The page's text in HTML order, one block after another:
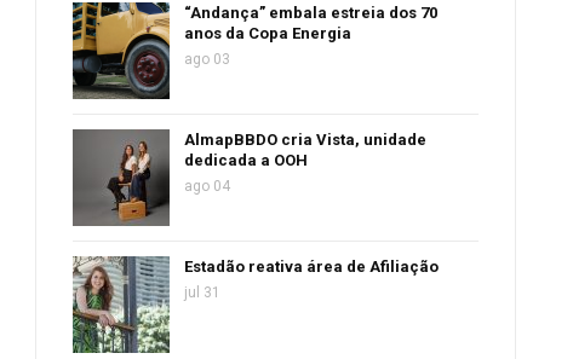
“Andança” embala estreia dos 70
anos da Copa Energia
ago 03
AlmapBBDO cria Vista, unidade
dedicada a OOH
ago 04
Estadão reativa área de Afiliação
jul 31